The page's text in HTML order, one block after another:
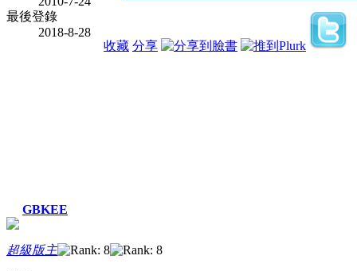
最後登錄
2018-8-28
收藏 分享
GBKEE
超級版主